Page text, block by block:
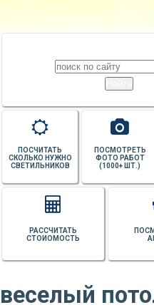
ПОСМОТРЕТЬ
ФОТО РАБОТ
(1000+ ШТ.)
ПОСЧИТАТЬ
СКОЛЬКО НУЖНО
СВЕТИЛЬНИКОВ
РАССЧИТАТЬ
СТОИОМОСТЬ
веселый